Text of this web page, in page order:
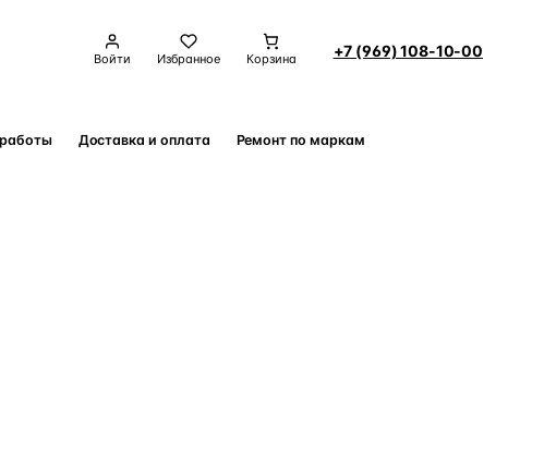
Войти Избранное Корзина +7 (969) 108-10-00
Доставка и оплата Ремонт по маркам